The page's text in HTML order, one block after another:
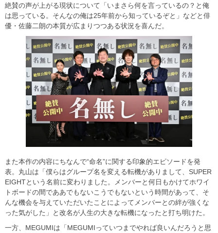
絶賛の声が上がる現状について「いまさら何を言っているの？と俺
は思っている。そんなの俺は25年前から知っているぞと」などと俳
優・佐藤二朗の本質が広まりつつある状況を喜んだ。
また本作の内容にちなんで“命名”に関する印象的エピソードを発
表。丸山は「僕らはグループ名を変える転機がありまして、SUPER
EIGHTという名前に変わりました。メンバーと何日もかけてホワイ
トボードの間でああでもないこうでもないという時間があって、そ
んな機会を与えていただいたことによってメンバーとの絆が強くな
った気がした」と改名が人生の大きな転機になったと打ち明けた。
一方、MEGUMIは「MEGUMIっていつまでやれば良いんだろうと思